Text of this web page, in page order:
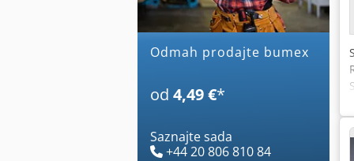
Odmah prodajte bumex
od 4,49 €*
Saznajte sada
+44 20 806 810 84